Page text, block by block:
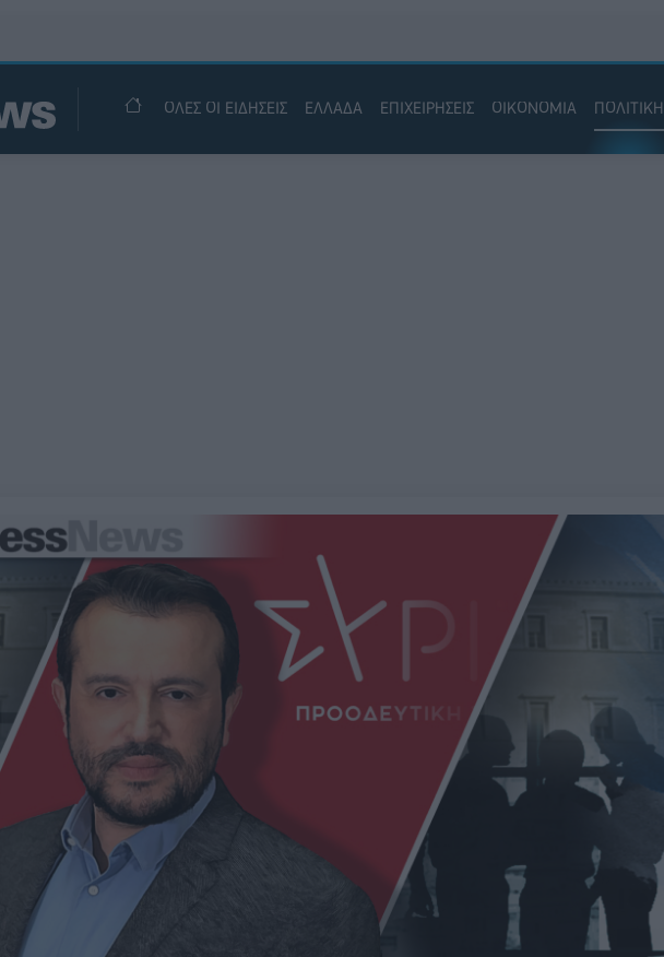
ΟΛΕΣ ΟΙ ΕΙΔΗΣΕΙΣ ΕΛΛΑΔΑ ΕΠΙΧΕΙΡΗΣΕΙΣ ΟΙΚΟΝΟΜΙΑ ΠΟΛΙΤΙΚΗ